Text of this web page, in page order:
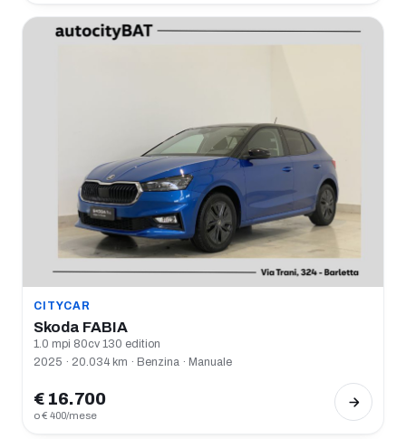
CITYCAR
Skoda FABIA
1.0 mpi 80cv 130 edition
2025 · 20.034 km · Benzina · Manuale
€ 16.700
o € 400/mese